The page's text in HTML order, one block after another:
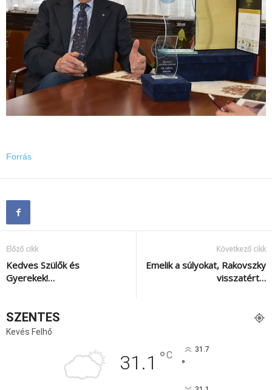
Forrás
Előző cikk
Kedves Szülők és
Gyerekek!…
Következő cikk
Emelik a súlyokat, Rakovszky
visszatért…
SZENTES
Kevés Felhő
31.1 °C 31.7
°